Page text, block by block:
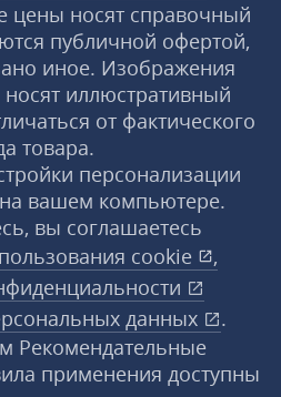
цены носят справочный
публичной офертой,
иное. Изображения
носят иллюстративный
от фактического
товара.
персонализации
вашем компьютере.
вы соглашаетесь
cookie
,
данных
.
Рекомендательные
применения доступны